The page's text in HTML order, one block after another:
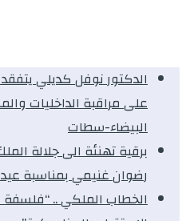
على مراقبة الداخليات
البيضاء-سطات
برقية تهنئة الى جلالة
رضوان غنيمي بمناسبة
الخطاب الملكي .. “فلسفة